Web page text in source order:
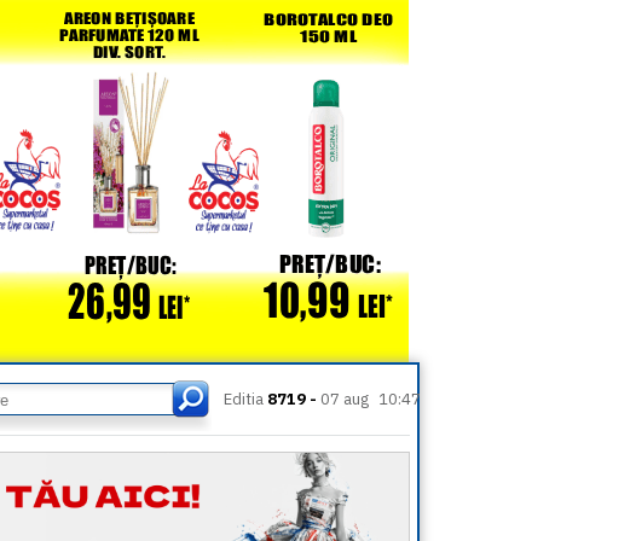
Editia 8719 - 07 aug 10:47